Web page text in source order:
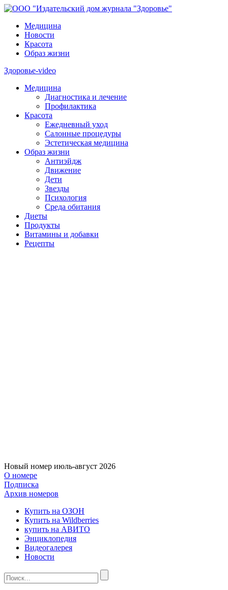
Медицина
Новости
Красота
Образ жизни
Здоровье-video
Медицина
Диагностика и лечение
Профилактика
Красота
Ежедневный уход
Салонные процедуры
Эстетическая медицина
Образ жизни
Антиэйдж
Движение
Дети
Звезды
Психология
Среда обитания
Диеты
Продукты
Витамины и добавки
Рецепты
Новый номер июль-август 2026
О номере
Подписка
Архив номеров
Купить на ОЗОН
Купить на Wildberries
купить на АВИТО
Энциклопедия
Видеогалерея
Новости